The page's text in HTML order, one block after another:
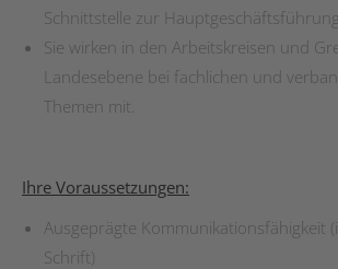
Schnittstelle zur
Sie wirken in den Arbeitskreisen und
Landesebene bei fachlichen und
Themen mit.
Ihre Voraussetzungen:
Ausgeprägte Kommunikationsfähigkeit
Schrift)